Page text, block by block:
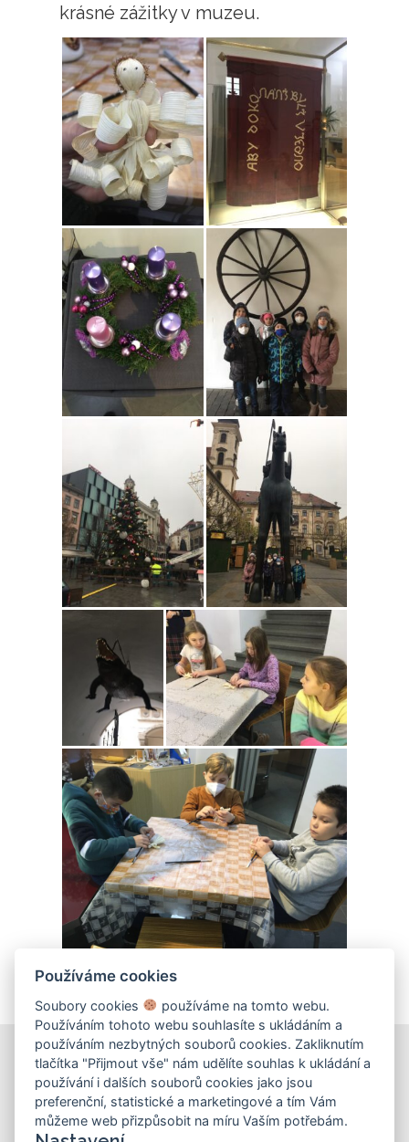
krásné zážitky v muzeu.
KONTAKT
Používáme cookies
Soubory cookies
používáme na tomto webu.
Používáním tohoto webu souhlasíte s ukládáním a
používáním nezbytných souborů cookies. Zakliknutím
tlačítka "Přijmout vše" nám udělíte souhlas k ukládání a
používání i dalších souborů cookies jako jsou
preferenční, statistické a marketingové a tím Vám
můžeme web přizpůsobit na míru Vaším potřebám.